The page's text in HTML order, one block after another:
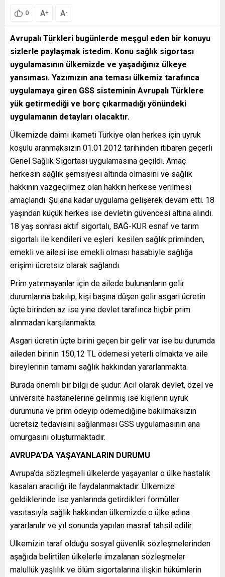
0 A+ A-
Avrupalı Türkleri bugünlerde meşgul eden bir konuyu
sizlerle paylaşmak istedim. Konu sağlık sigortası
uygulamasının ülkemizde ve yaşadığınız ülkeye
yansıması. Yazımızın ana teması ülkemiz tarafınca
uygulamaya giren GSS sisteminin Avrupalı Türklere
yük getirmediği ve borç çıkarmadığı yönündeki
uygulamanın detayları olacaktır.
Ülkemizde daimi ikameti Türkiye olan herkes için uyruk
koşulu aranmaksızın 01.01.2012 tarihinden itibaren geçerli
Genel Sağlık Sigortası uygulamasına geçildi. Amaç
herkesin sağlık şemsiyesi altında olmasını ve sağlık
hakkının vazgeçilmez olan hakkın herkese verilmesi
amaçlandı. Şu ana kadar uygulama gelişerek devam etti. 18
yaşından küçük herkes ise devletin güvencesi altına alındı.
18 yaş sonrası aktif sigortalı, BAĞ-KUR esnaf ve tarım
sigortalı ile kendileri ve eşleri kesilen sağlık priminden,
emekli ve ailesi ise emekli olması hasabiyle sağlığa
erişimi ücretsiz olarak sağlandı.
Prim yatırmayanlar için de ailede bulunanların gelir
durumlarına bakılıp, kişi başına düşen gelir asgari ücretin
üçte birinden az ise yine devlet tarafınca hiçbir prim
alınmadan karşılanmakta.
Asgari ücretin üçte birini geçen bir gelir var ise bu durumda
aileden birinin 150,12 TL ödemesi yeterli olmakta ve aile
bireylerinin tamamı sağlık hakkından yararlanmakta.
Burada önemli bir bilgi de şudur: Acil olarak devlet, özel ve
üniversite hastanelerine gelinmiş ise kişilerin uyruk
durumuna ve prim ödeyip ödemediğine bakılmaksızın
ücretsiz tedavisini sağlanması GSS uygulamasının ana
omurgasını oluşturmaktadır.
AVRUPA’DA YAŞAYANLARIN DURUMU
Avrupa’da sözleşmeli ülkelerde yaşayanlar o ülke hastalık
kasaları aracılığı ile faydalanmaktadır. Ülkemize
geldiklerinde ise yanlarında getirdikleri formüller
vasıtasıyla sağlık hakkından ülkemizde o ülke adına
yararlanılır ve yıl sonunda yapılan masraf tahsil edilir.
Ülkemizin taraf olduğu sosyal güvenlik sözleşmelerinden
aşağıda belirtilen ülkelerle imzalanan sözleşmeler
malullük yaşlılık ve ölüm sigortalarına ilişkin hükümlerin